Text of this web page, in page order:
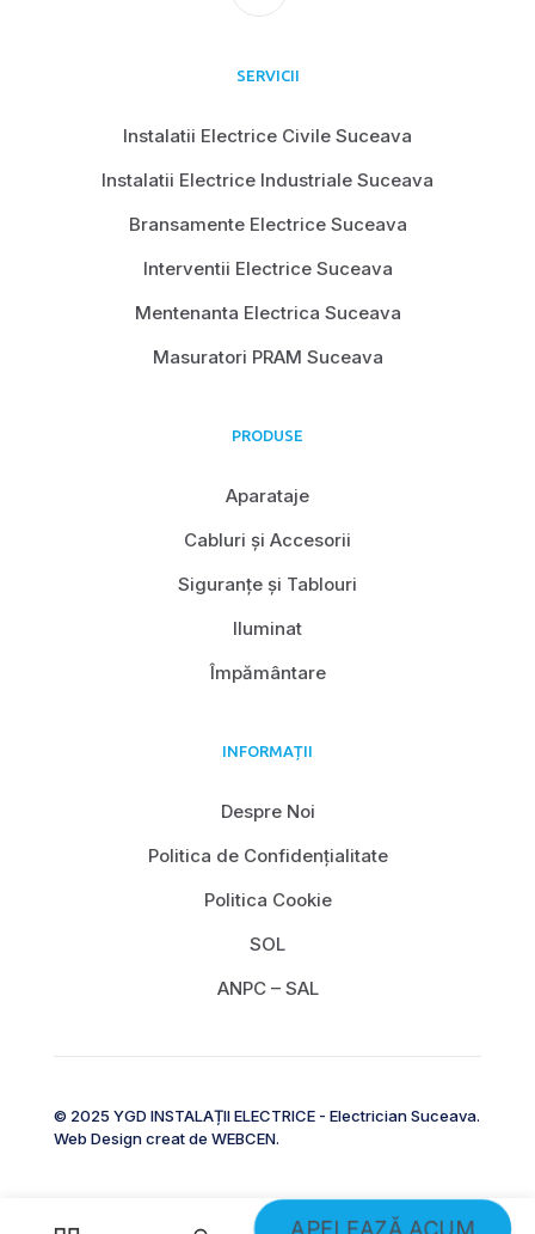
SERVICII
Instalatii Electrice Civile Suceava
Instalatii Electrice Industriale Suceava
Bransamente Electrice Suceava
Interventii Electrice Suceava
Mentenanta Electrica Suceava
Masuratori PRAM Suceava
PRODUSE
Aparataje
Cabluri și Accesorii
Siguranțe și Tablouri
Iluminat
Împământare
INFORMAȚII
Despre Noi
Politica de Confidențialitate
Politica Cookie
SOL
ANPC – SAL
© 2025 YGD INSTALAȚII ELECTRICE - Electrician Suceava.
Web Design creat de WEBCEN.
0
APELEAZĂ ACUM